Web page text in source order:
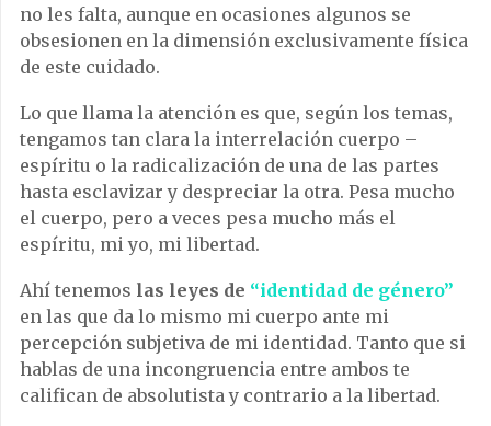
no les falta, aunque en ocasiones algunos se
obsesionen en la dimensión exclusivamente física
de este cuidado.
Lo que llama la atención es que, según los temas,
tengamos tan clara la interrelación cuerpo –
espíritu o la radicalización de una de las partes
hasta esclavizar y despreciar la otra. Pesa mucho
el cuerpo, pero a veces pesa mucho más el
espíritu, mi yo, mi libertad.
Ahí tenemos las leyes de “identidad de género”
en las que da lo mismo mi cuerpo ante mi
percepción subjetiva de mi identidad. Tanto que si
hablas de una incongruencia entre ambos te
califican de absolutista y contrario a la libertad.